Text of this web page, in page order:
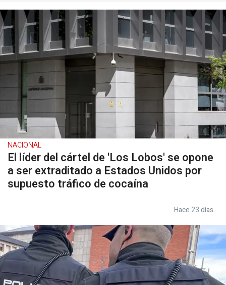
NACIONAL
El líder del cártel de 'Los Lobos' se opone
a ser extraditado a Estados Unidos por
supuesto tráfico de cocaína
Hace 23 días